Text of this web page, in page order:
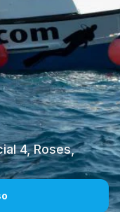
4, Roses,